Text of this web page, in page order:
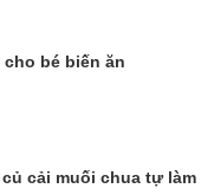
bé biến ăn
cải muối chua tự làm